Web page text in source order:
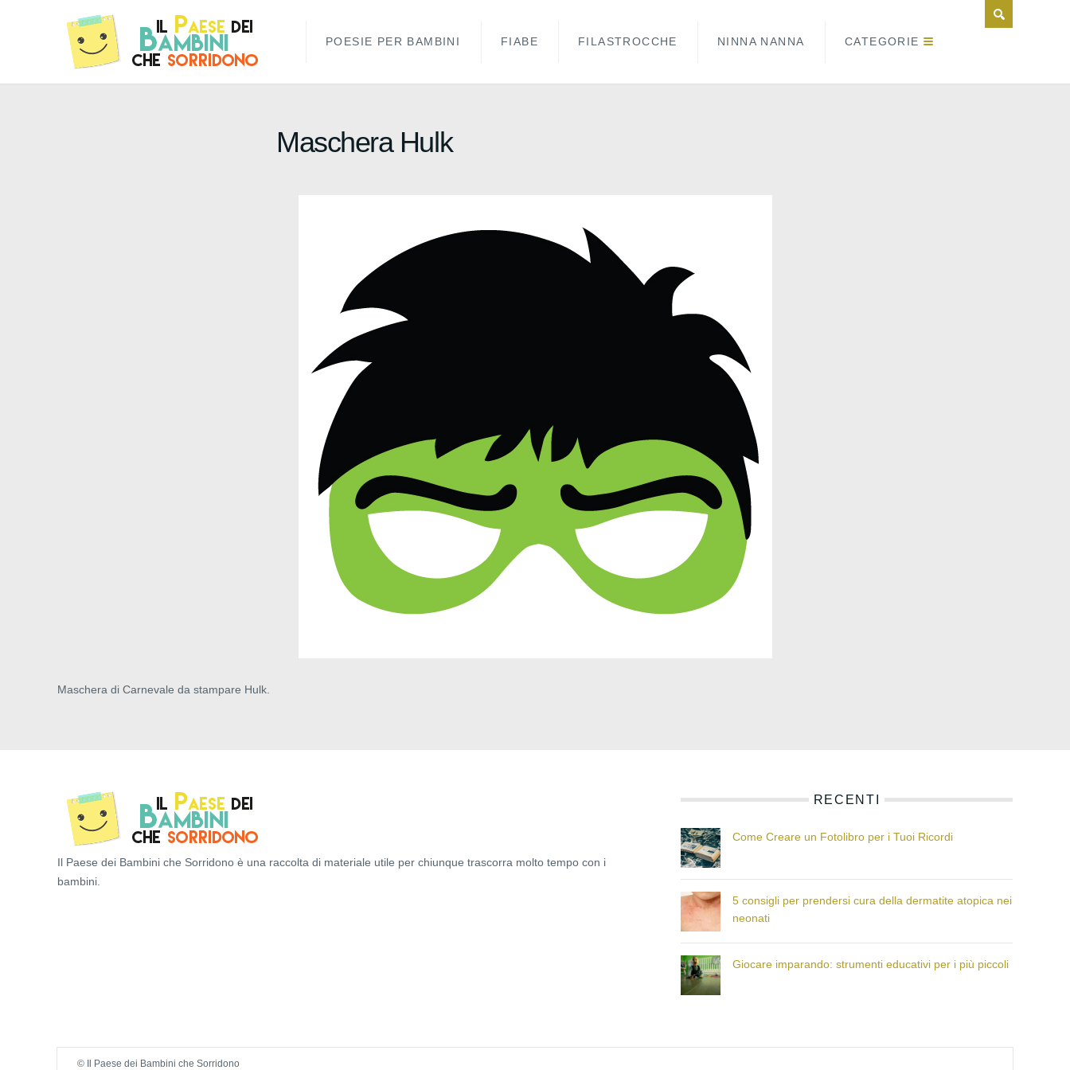
POESIE PER BAMBINI FIABE FILASTROCCHE NINNA NANNA CATEGORIE
Maschera Hulk
Maschera di Carnevale da stampare Hulk.
Il Paese dei Bambini che Sorridono è una raccolta di materiale utile per chiunque trascorra molto tempo con i
bambini.
RECENTI
Come Creare un Fotolibro per i Tuoi Ricordi
5 consigli per prendersi cura della dermatite atopica nei
neonati
Giocare imparando: strumenti educativi per i più piccoli
© Il Paese dei Bambini che Sorridono